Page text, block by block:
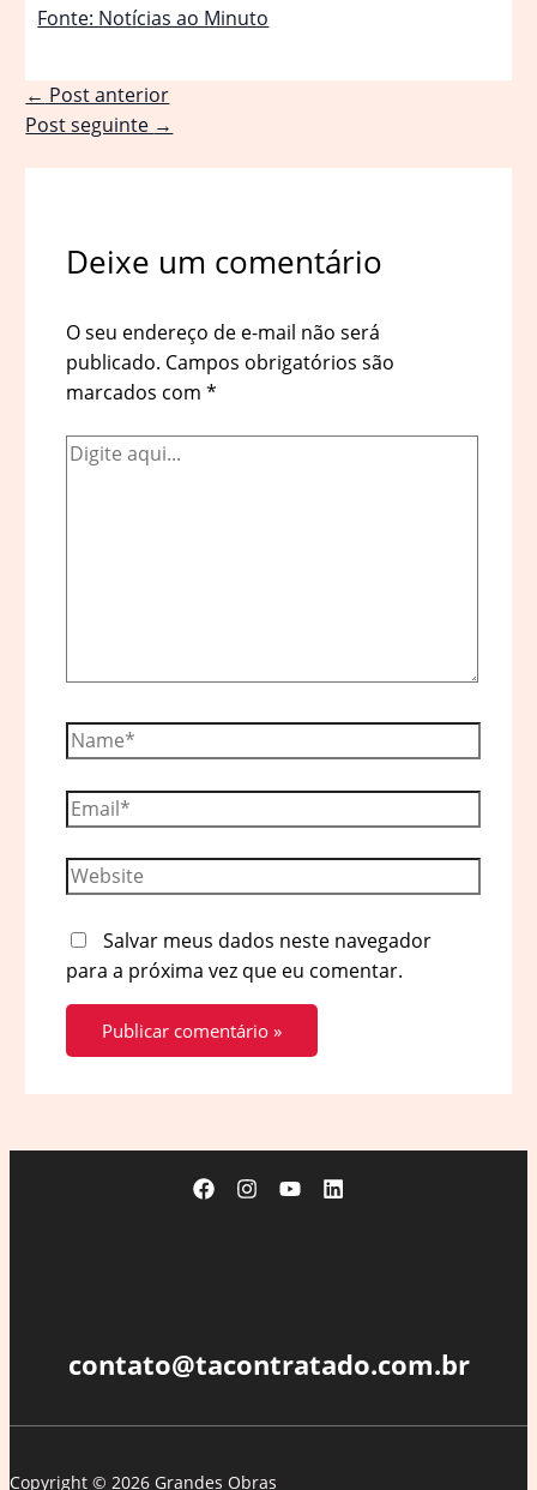
Fonte: Notícias ao Minuto
← Post anterior
Post seguinte →
Deixe um comentário
O seu endereço de e-mail não será
publicado. Campos obrigatórios são
marcados com *
Digite
Name*
Email*
Website
Salvar meus dados neste navegador
para a próxima vez que eu comentar.
contato@tacontratado.com.br
Copyright © 2026 Grandes Obras